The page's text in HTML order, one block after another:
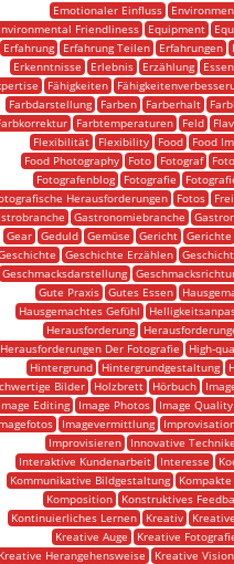
Emotionaler Einfluss
Friendliness
Equipment
Erfahrung
Erfahrung Teilen Erfahrungen
Erkenntnisse
Erlebnis Erzählung Essen
Fähigkeiten
Farbdarstellung
Farben Farberhalt
Farbtemperaturen Feld
Flexibilität
Flexibility Food
Food
Food Photography
Foto Fotograf
Fotografenblog
Fotografie
Herausforderungen
Fotos
Gastronomiebranche
Gear Geduld Gemüse Gericht Gerichte
Geschichte Erzählen
Geschmacksdarstellung
Gute Praxis
Gutes Essen
Hausgemachtes Gefühl
Herausforderung
Herausforderungen Der Fotografie
High-
Hintergrund
Hintergrundgestaltung
Bilder
Holzbrett Hörbuch
Image Editing
Image Photos Image Quality
Imagevermittlung
Improvisieren
Innovative
Interaktive Kundenarbeit
Interesse
Kommunikative Bildgestaltung
Komposition
Konstruktives
Kontinuierliches Lernen
Kreativ
Kreative Auge
Kreative
Kreative Herangehensweise
Kreative Vision